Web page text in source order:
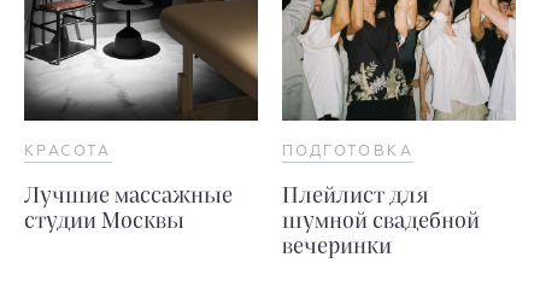
КРАСОТА
Лучшие массажные
студии Москвы
ПОДГОТОВКА
Плейлист для
шумной свадебной
вечеринки